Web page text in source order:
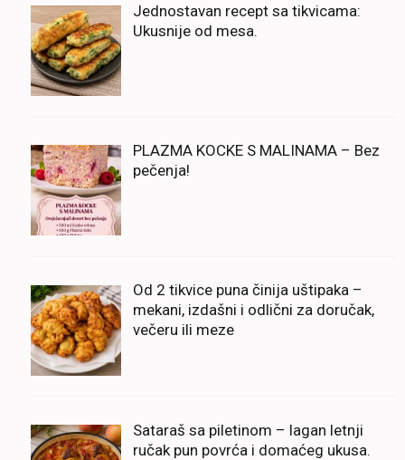
Jednostavan recept sa tikvicama:
Ukusnije od mesa.
PLAZMA KOCKE S MALINAMA – Bez
pečenja!
Od 2 tikvice puna činija uštipaka –
mekani, izdašni i odlični za doručak,
večeru ili meze
Sataraš sa piletinom – lagan letnji
ručak pun povrća i domaćeg ukusa.